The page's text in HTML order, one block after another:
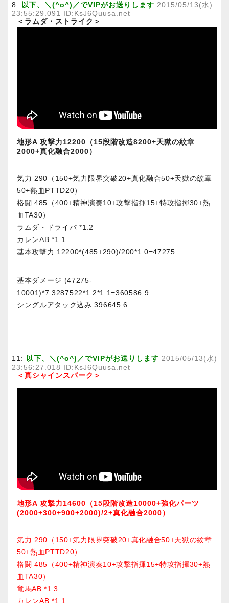
8: 以下、＼(^o^)／でVIPがお送りします 2015/05/13(水)
23:55:29.091 ID:KsJ6Quusa.net
＜ラムダ・ストライク＞
地形A 攻撃力12200（15段階改造8200+天獄の紋章
2000+真化融合2000）
気力 290（150+気力限界突破20+真化融合50+天獄の紋章
50+熱血PTTD20）
格闘 485（400+精神演奏10+攻撃指揮15+特攻指揮30+熱
血TA30）
ラムダ・ドライバ *1.2
カレンAB *1.1
基本攻撃力 12200*(485+290)/200*1.0=47275
基本ダメージ (47275-
10001)*7.3287522*1.2*1.1=360586.9…
シングルアタック込み 396645.6…
11: 以下、＼(^o^)／でVIPがお送りします 2015/05/13(水)
23:56:27.018 ID:KsJ6Quusa.net
＜真シャインスパーク＞
地形A 攻撃力14600（15段階改造10000+強化パーツ
(2000+300+900+2000)/2+真化融合2000）
気力 290（150+気力限界突破20+真化融合50+天獄の紋章
50+熱血PTTD20）
格闘 485（400+精神演奏10+攻撃指揮15+特攻指揮30+熱
血TA30）
竜馬AB *1.3
カレンAB *1.1